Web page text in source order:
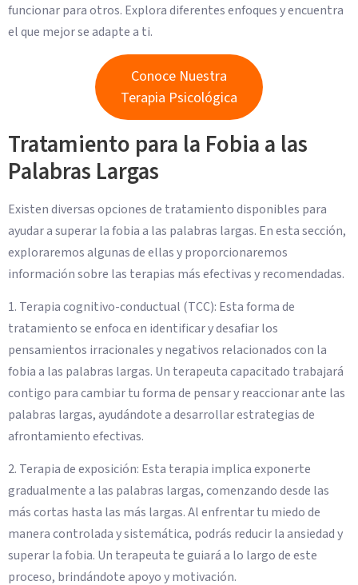
funcionar para otros. Explora diferentes enfoques y encuentra
el que mejor se adapte a ti.
Conoce Nuestra
Terapia Psicológica
Tratamiento para la Fobia a las
Palabras Largas
Existen diversas opciones de tratamiento disponibles para
ayudar a superar la fobia a las palabras largas. En esta sección,
exploraremos algunas de ellas y proporcionaremos
información sobre las terapias más efectivas y recomendadas.
1. Terapia cognitivo-conductual (TCC): Esta forma de
tratamiento se enfoca en identificar y desafiar los
pensamientos irracionales y negativos relacionados con la
fobia a las palabras largas. Un terapeuta capacitado trabajará
contigo para cambiar tu forma de pensar y reaccionar ante las
palabras largas, ayudándote a desarrollar estrategias de
afrontamiento efectivas.
2. Terapia de exposición: Esta terapia implica exponerte
gradualmente a las palabras largas, comenzando desde las
más cortas hasta las más largas. Al enfrentar tu miedo de
manera controlada y sistemática, podrás reducir la ansiedad y
superar la fobia. Un terapeuta te guiará a lo largo de este
proceso, brindándote apoyo y motivación.